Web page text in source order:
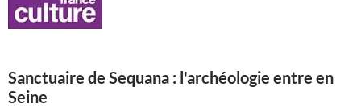
Sanctuaire de Sequana : l'archéologie entre en
Seine